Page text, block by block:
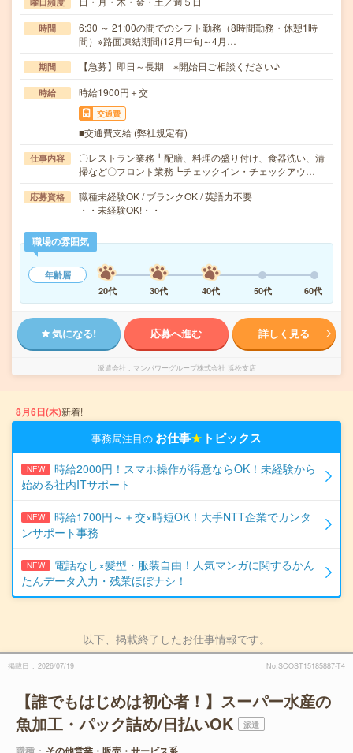
時間
6:30 ～ 21:00の間でのシフト勤務（8時間勤務・休憩1時
間）※路面凍結期間(12月中旬～4月…
期間 【急募】即日～長期 ※開始日ご相談ください♪
時給 時給1900円＋交
交通費
■交通費支給 (弊社規定有)
仕事内容
〇レストラン業務┗配膳、料理の盛り付け、食器洗い、清
掃など〇フロント業務┗チェックイン・チェックアウ…
応募資格
職種未経験OK / ブランクOK / 英語力不要
・・未経験OK!・・
職場の雰囲気
年齢層
20代
30代 40代 50代 60代
気になる! 応募へ進む 詳しく見る
派遣会社 マンパワーグループ株式会社 浜松支店
8月6日(木)新着!
事務局注目の お仕事★ トピックス
NEW
時給2000円！スマホ操作が得意ならOK！未経験から
始める社内ITサポート
NEW
時給1700円～＋交×時短OK！大手NTT企業でカンタ
ンサポート事務
NEW
電話なし×髪型・服装自由！人気マンガに関するかん
たんデータ入力・残業ほぼナシ！
以下、掲載終了したお仕事情報です。
掲載日 2026/07/19 No.SCOST15185887-T4
【誰でもはじめは初心者！】スーパー水産の
魚加工・パック詰め/日払いOK
派遣